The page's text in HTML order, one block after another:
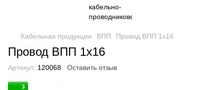
Кабельная продукция ВПП Провод ВПП 1х16
Провод ВПП 1х16
Артикул: 120068 Оставить отзыв
3